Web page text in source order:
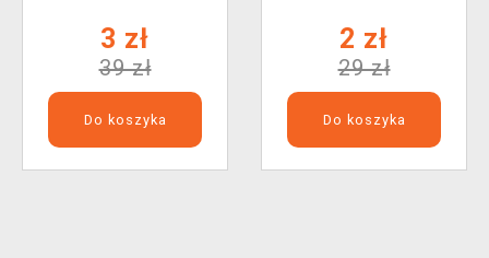
3 zł
39 zł
Do koszyka
2 zł
29 zł
Do koszyka